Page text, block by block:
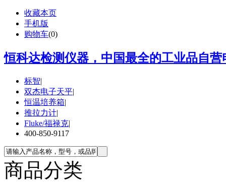
收藏本页
手机版
购物车(0)
恒科达检测仪器，中国最全的工业品自
标智|
双杰电子天平|
恒温培养箱|
推拉力计|
Fluke/福禄克|
400-850-9117
商品分类